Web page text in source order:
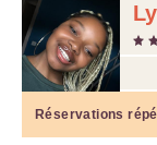
Réservations